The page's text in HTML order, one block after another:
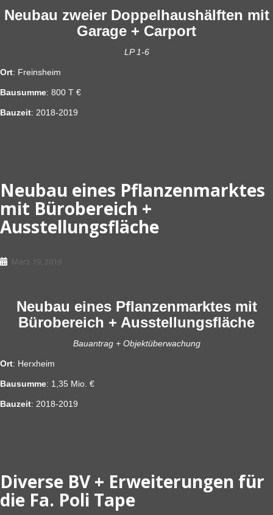
Neubau zweier Doppelhaushälften mit
Garage + Carport
LP 1-6
Ort: Freinsheim
Bausumme: 800 T €
Bauzeit: 2018-2019
Neubau eines Pflanzenmarktes
mit Bürobereich +
Ausstellungsfläche
März 19, 2019
Neubau eines Pflanzenmarktes mit
Bürobereich + Ausstellungsfläche
Bauantrag + Objektüberwachung
Ort: Herxheim
Bausumme: 1,35 Mio. €
Bauzeit: 2018-2019
Diverse BV + Erweiterungen für
die Fa. Poli Tape